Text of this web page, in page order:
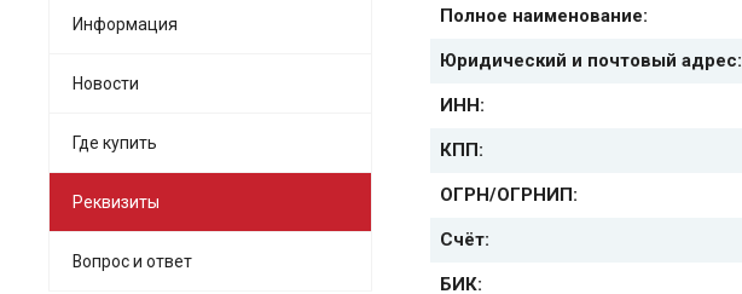
Полное наименование:
Юридический и почтовый адрес:
ИНН:
КПП:
ОГРН/ОГРНИП:
Счёт:
БИК:
Информация
Новости
Где купить
Реквизиты
Вопрос и ответ